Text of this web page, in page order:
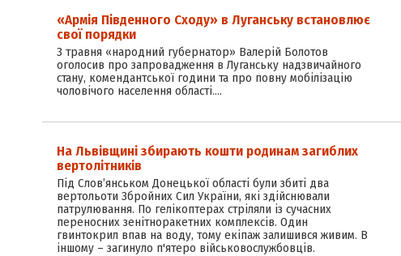
«Армія Південного Сходу» в Луганську встановлює
свої порядки
3 травня «народний губернатор» Валерій Болотов
оголосив про запровадження в Луганську надзвичайного
стану, комендантської години та про повну мобілізацію
чоловічого населення області.…
На Львівщині збирають кошти родинам загиблих
вертолітників
Під Слов’янськом Донецької області були збиті два
вертольоти Збройних Сил України, які здійснювали
патрулювання. По гелікоптерах стріляли із сучасних
переносних зенітно­ракетних комплексів. Один
гвинтокрил впав на воду, тому екіпаж залишився живим. В
іншому – загинуло п'ятеро військовослужбовців.